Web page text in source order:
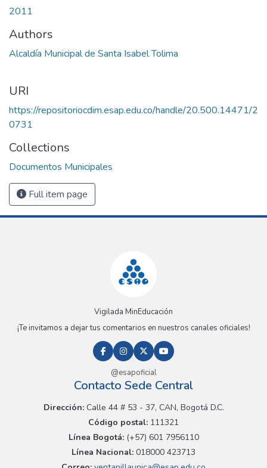
2011
Authors
Alcaldía Municipal de Santa Isabel Tolima
URI
https://repositoriocdim.esap.edu.co/handle/20.500.14471/2
0731
Collections
Documentos Municipales
Full item page
Vigilada MinEducación
¡Te invitamos a dejar tus comentarios en nuestros canales oficiales!
@esapoficial
Contacto Sede Central
Dirección:Calle 44 # 53 - 37, CAN, Bogotá D.C.
Código postal: 111321
Línea Bogotá:(+57) 601 7956110
Línea Nacional: 018000 423713